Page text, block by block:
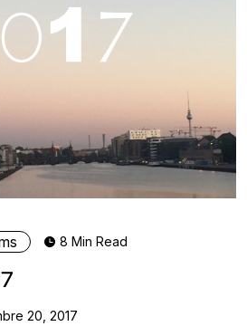
8 Min Read
20, 2017